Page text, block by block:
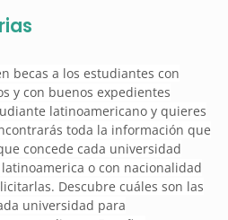
becas a los estudiantes con
y con buenos expedientes
latinoamericano y quieres
toda la información que
concede cada universidad
o con nacionalidad
Descubre cuáles son las
universidad para